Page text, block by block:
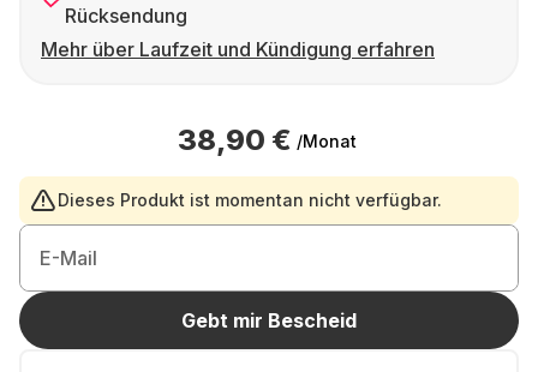
Rücksendung
Mehr über Laufzeit und Kündigung erfahren
38,90 € /Monat
Dieses Produkt ist momentan nicht verfügbar.
E-Mail
Gebt mir Bescheid